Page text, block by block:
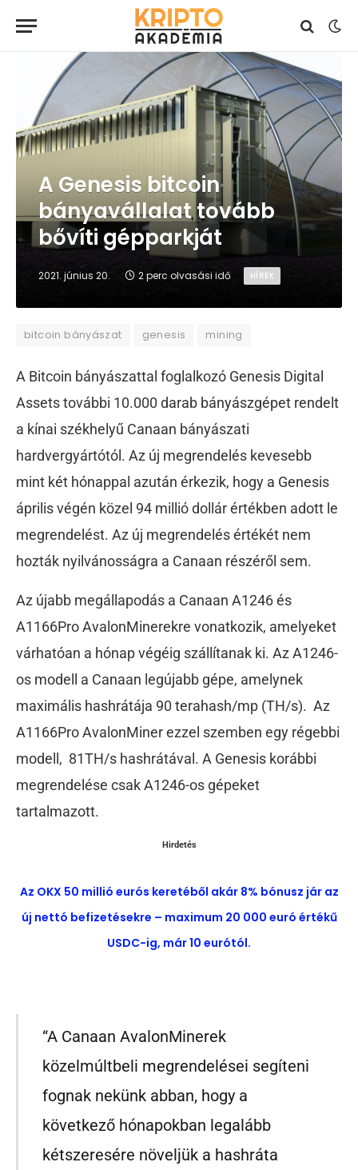
A Genesis bitcoin
bányavállalat tovább
bővíti gépparkját
2021. június 20. 2 perc olvasási idő HÍREK
bitcoin bányászat genesis mining
A Bitcoin bányászattal foglalkozó Genesis Digital
Assets további 10.000 darab bányászgépet rendelt
a kínai székhelyű Canaan bányászati
hardvergyártótól. Az új megrendelés kevesebb
mint két hónappal azután érkezik, hogy a Genesis
április végén közel 94 millió dollár értékben adott le
megrendelést. Az új megrendelés értékét nem
hozták nyilvánosságra a Canaan részéről sem.
Az újabb megállapodás a Canaan A1246 és
A1166Pro AvalonMinerekre vonatkozik, amelyeket
várhatóan a hónap végéig szállítanak ki. Az A1246-
os modell a Canaan legújabb gépe, amelynek
maximális hashrátája 90 terahash/mp (TH/s). Az
A1166Pro AvalonMiner ezzel szemben egy régebbi
modell, 81TH/s hashrátával. A Genesis korábbi
megrendelése csak A1246-os gépeket
tartalmazott.
Hirdetés
Az OKX 50 millió eurós keretéből akár 8% bónusz jár az
új nettó befizetésekre – maximum 20 000 euró értékű
USDC-ig, már 10 eurótól.
“A Canaan AvalonMinerek
közelmúltbeli megrendelései segíteni
fognak nekünk abban, hogy a
következő hónapokban legalább
kétszeresére növeljük a hashráta